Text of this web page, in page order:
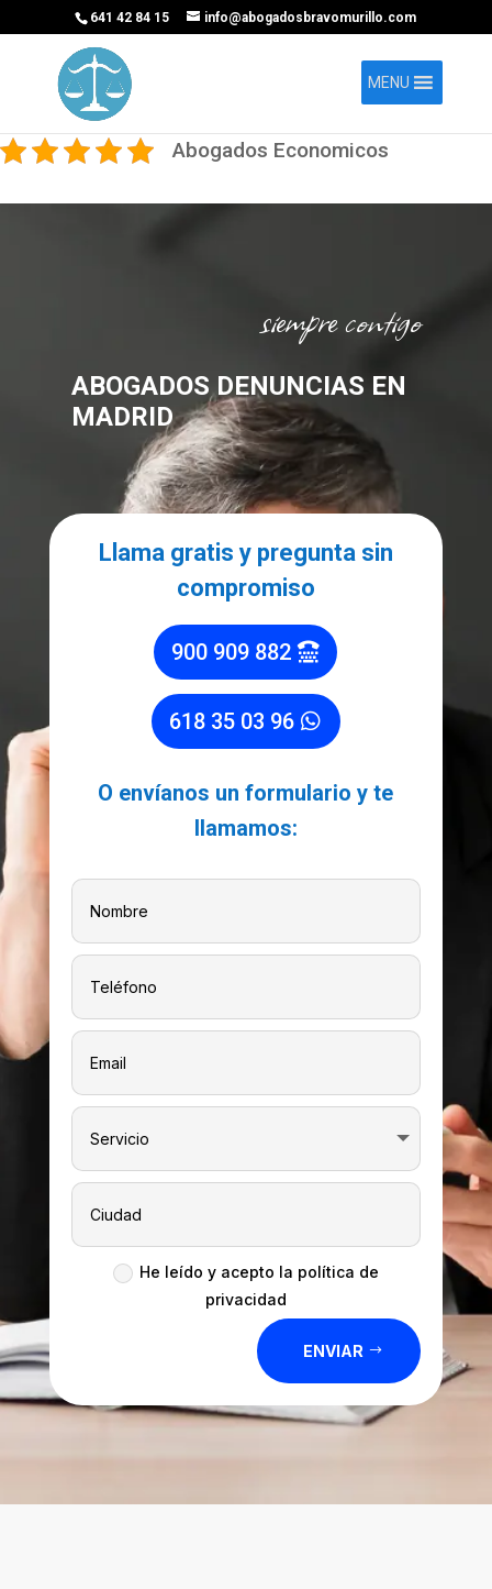
641 42 84 15 info@abogadosbravomurillo.com
MENU
Abogados Economicos
siempre contigo
ABOGADOS DENUNCIAS EN
MADRID
Llama gratis y pregunta sin
compromiso
900 909 882
618 35 03 96
O envíanos un formulario y te
llamamos:
He leído y acepto la política de
privacidad
ENVIAR